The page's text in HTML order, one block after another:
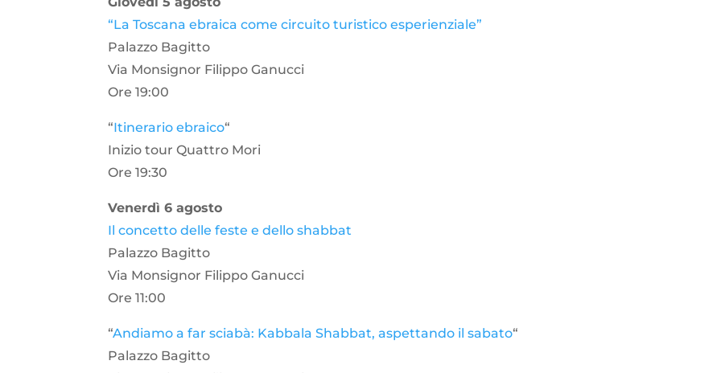
“La Toscana ebraica come circuito turistico esperienziale”
Palazzo Bagitto
Via Monsignor Filippo Ganucci
Ore 19:00
“Itinerario ebraico“
Inizio tour Quattro Mori
Ore 19:30
Venerdì 6 agosto
Il concetto delle feste e dello shabbat
Palazzo Bagitto
Via Monsignor Filippo Ganucci
Ore 11:00
“Andiamo a far sciabà: Kabbala Shabbat, aspettando il sabato“
Palazzo Bagitto